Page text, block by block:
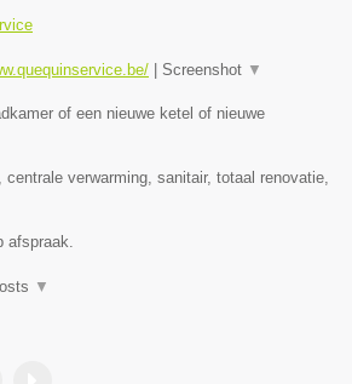
Screenshot ▼
of een nieuwe ketel of nieuwe
centrale verwarming, sanitair, totaal renovatie,
afspraak.
▼